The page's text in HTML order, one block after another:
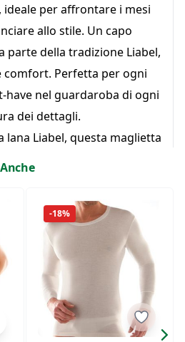
ideale per affrontare i mesi
allo stile. Un capo
parte della tradizione Liabel,
comfort. Perfetta per ogni
have nel guardaroba di ogni
dei dettagli.
lana Liabel, questa maglietta
forma-seno fornisce un
esaltando la
Grazie alla qualità della
nel tempo,
e il colore vibrante.
dona una piacevole
ideale per affrontare i mesi
-18%